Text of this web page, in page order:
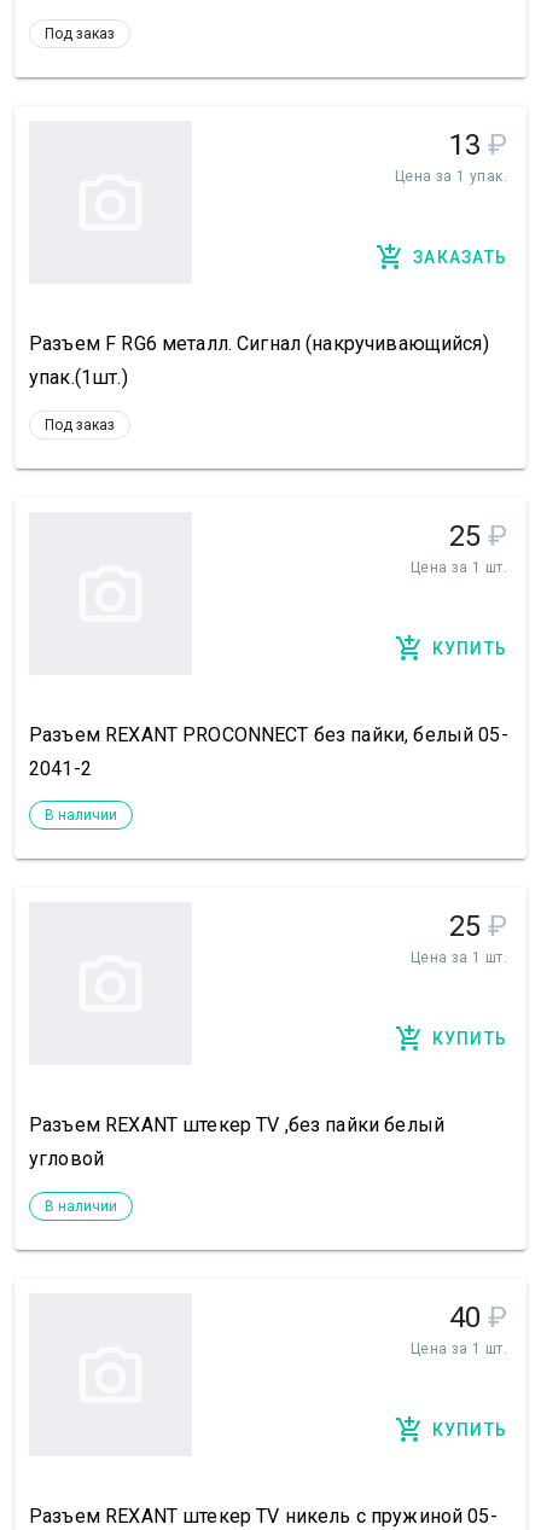
Под заказ
13 ₽
Цена за 1 упак.
ЗАКАЗАТЬ
Разъем F RG6 металл. Сигнал (накручивающийся)
упак.(1шт.)
Под заказ
25 ₽
Цена за 1 шт.
КУПИТЬ
Разъем REXANT PROCONNECT без пайки, белый 05-
2041-2
В наличии
25 ₽
Цена за 1 шт.
КУПИТЬ
Разъем REXANT штекер TV ,без пайки белый
угловой
В наличии
40 ₽
Цена за 1 шт.
КУПИТЬ
Разъем REXANT штекер TV никель c пружиной 05-